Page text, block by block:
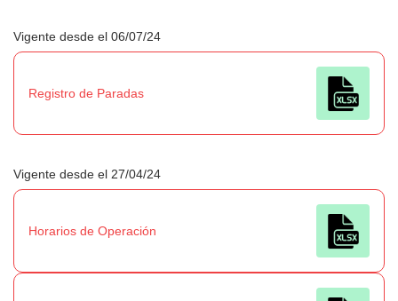
Vigente desde el 06/07/24
Registro de Paradas
Vigente desde el 27/04/24
Horarios de Operación